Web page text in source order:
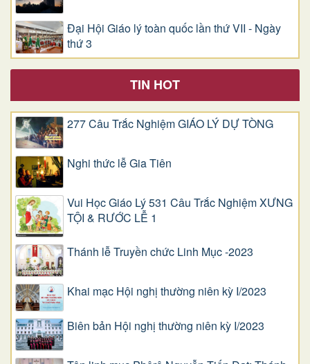
Đại Hội Giáo lý toàn quốc lần thứ VII - Ngày
thứ 3
TIN HOT
277 Câu Trắc Nghiệm GIÁO LÝ DỰ TÒNG
Nghi thức lễ Gia Tiên
Vui Học Giáo Lý 531 Câu Trắc Nghiệm XƯNG
TỘI & RƯỚC LỄ 1
Thánh lễ Truyền chức Linh Mục -2023
Khai mạc Hội nghị thường niên kỳ I/2023
Biên bản Hội nghị thường niên kỳ I/2023